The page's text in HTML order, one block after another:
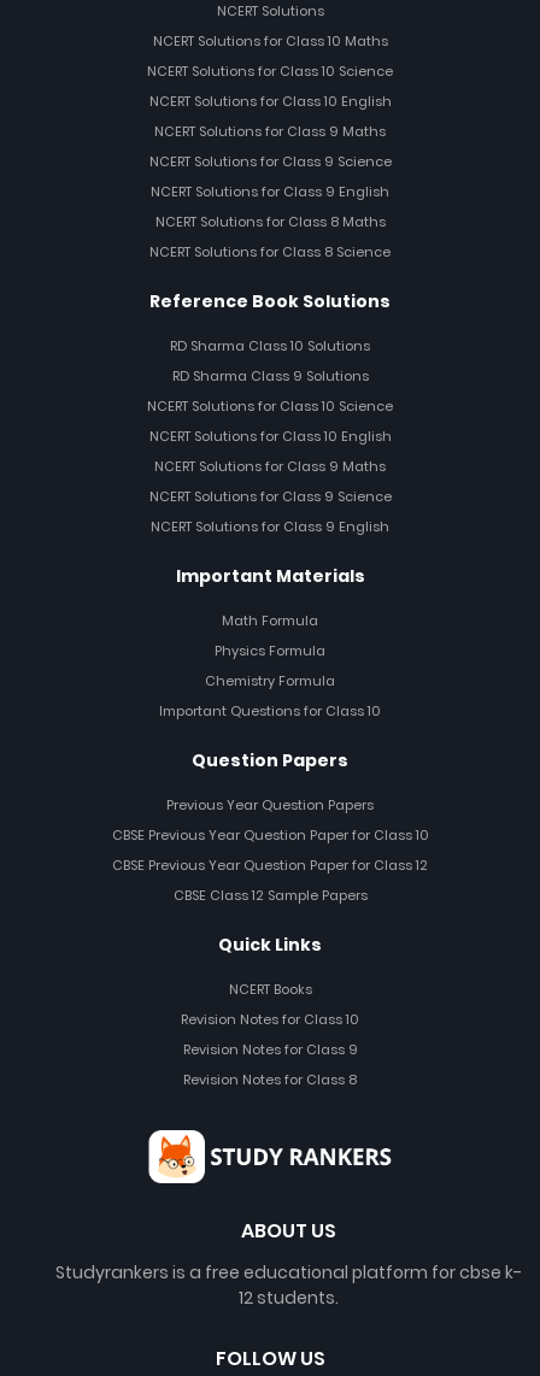
NCERT Solutions
NCERT Solutions for Class 10 Maths
NCERT Solutions for Class 10 Science
NCERT Solutions for Class 10 English
NCERT Solutions for Class 9 Maths
NCERT Solutions for Class 9 Science
NCERT Solutions for Class 9 English
NCERT Solutions for Class 8 Maths
NCERT Solutions for Class 8 Science
Reference Book Solutions
RD Sharma Class 10 Solutions
RD Sharma Class 9 Solutions
NCERT Solutions for Class 10 Science
NCERT Solutions for Class 10 English
NCERT Solutions for Class 9 Maths
NCERT Solutions for Class 9 Science
NCERT Solutions for Class 9 English
Important Materials
Math Formula
Physics Formula
Chemistry Formula
Important Questions for Class 10
Question Papers
Previous Year Question Papers
CBSE Previous Year Question Paper for Class 10
CBSE Previous Year Question Paper for Class 12
CBSE Class 12 Sample Papers
Quick Links
NCERT Books
Revision Notes for Class 10
Revision Notes for Class 9
Revision Notes for Class 8
ABOUT US
Studyrankers is a free educational platform for cbse k-
12 students.
FOLLOW US